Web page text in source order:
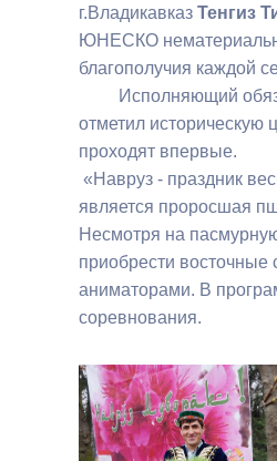
Муниципальный
г.Владикавказ Тенгиз
ЮНЕСКО
благополучия каждой
Исполняющий
отметил историческую
проходят впервые.
«Навруз - праздник
является проросшая
Несмотря на
приобрести восточные
аниматорами. В
соревнования.